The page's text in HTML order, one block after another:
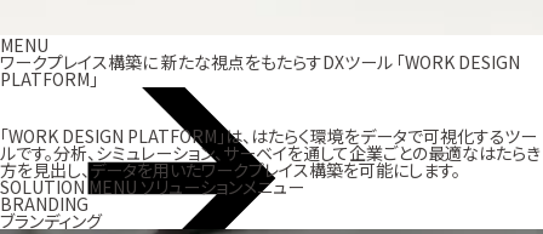
MENU
ワークプレイス構築に新たな視点をもたらすDXツール 「WORK DESIGN
PLATFORM」
「WORK DESIGN PLATFORM」は、はたらく環境をデータで可視化するツー
ルです。分析、シミュレーション、サーベイを通して企業ごとの最適なはたらき
方を見出し、データを用いたワークプレイス構築を可能にします。
SOLUTION MENU ソリューションメニュー
BRANDING
ブランディング